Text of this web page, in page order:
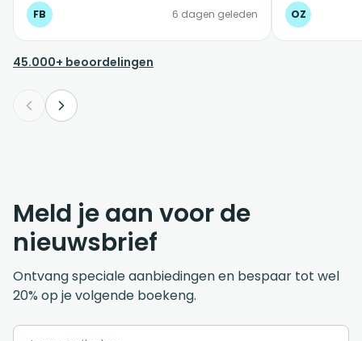
FB 6 dagen geleden OZ
45.000+ beoordelingen
Meld je aan voor de
nieuwsbrief
Ontvang speciale aanbiedingen en bespaar tot wel
20% op je volgende boekeng.